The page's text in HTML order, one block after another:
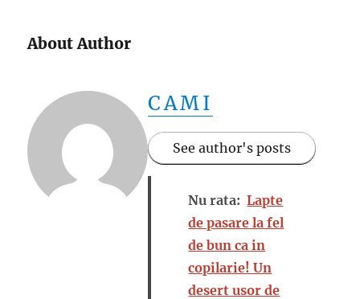
About Author
CAMI
See author's posts
Nu rata: Lapte
de pasare la fel
de bun ca in
copilarie! Un
desert usor de